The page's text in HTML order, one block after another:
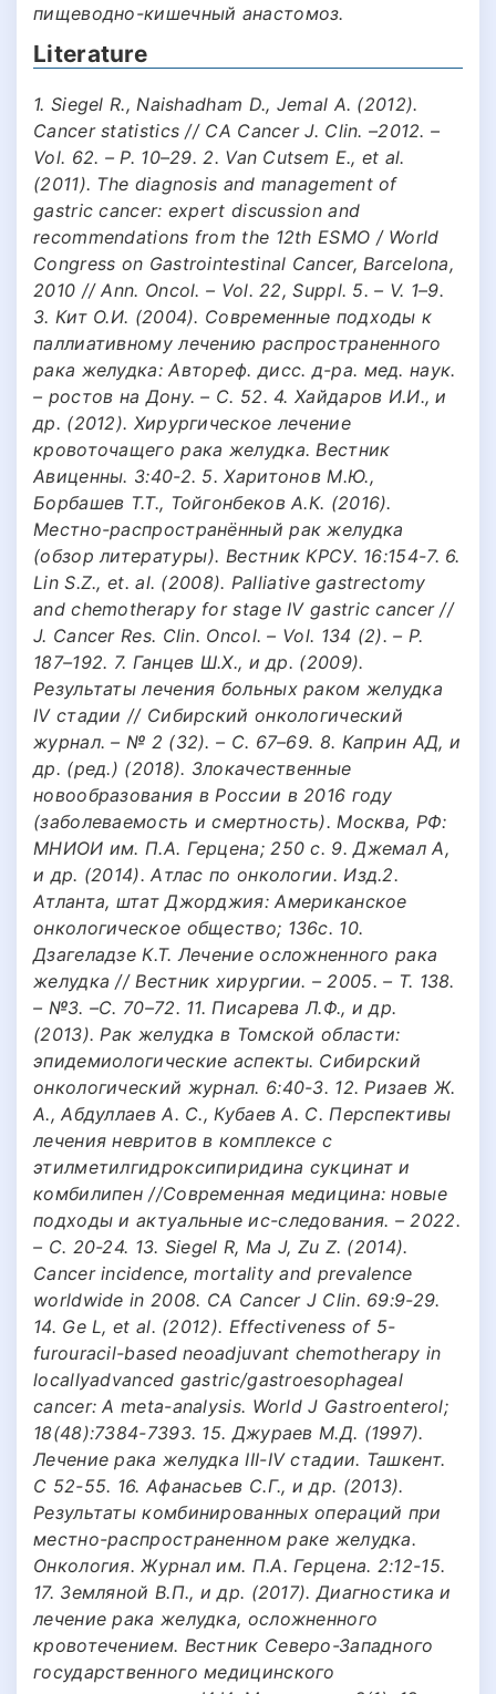
пищеводно-кишечный анастомоз.
Literature
1. Siegel R., Naishadham D., Jemal A. (2012).
Cancer statistics // CA Cancer J. Clin. –2012. –
Vol. 62. – P. 10–29. 2. Van Cutsem E., et al.
(2011). The diagnosis and management of
gastric cancer: expert discussion and
recommendations from the 12th ESMO / World
Congress on Gastrointestinal Cancer, Barcelona,
2010 // Ann. Oncol. – Vol. 22, Suppl. 5. – V. 1–9.
3. Кит О.И. (2004). Современные подходы к
паллиативному лечению распространенного
рака желудка: Автореф. дисс. д-ра. мед. наук.
– ростов на Дону. – С. 52. 4. Хайдаров И.И., и
др. (2012). Хирургическое лечение
кровоточащего рака желудка. Вестник
Авиценны. 3:40-2. 5. Харитонов М.Ю.,
Борбашев Т.Т., Тойгонбеков А.К. (2016).
Местно-распространённый рак желудка
(обзор литературы). Вестник КРСУ. 16:154-7. 6.
Lin S.Z., et. al. (2008). Palliative gastrectomy
and chemotherapy for stage IV gastric cancer //
J. Cancer Res. Clin. Oncol. – Vol. 134 (2). – P.
187–192. 7. Ганцев Ш.Х., и др. (2009).
Результаты лечения больных раком желудка
IV стадии // Сибирский онкологический
журнал. – № 2 (32). – С. 67–69. 8. Каприн АД, и
др. (ред.) (2018). Злокачественные
новообразования в России в 2016 году
(заболеваемость и смертность). Москва, РФ:
МНИОИ им. П.А. Герцена; 250 с. 9. Джемал А,
и др. (2014). Атлас по онкологии. Изд.2.
Атланта, штат Джорджия: Американское
онкологическое общество; 136с. 10.
Дзагеладзе К.Т. Лечение осложненного рака
желудка // Вестник хирургии. – 2005. – Т. 138.
– №3. –С. 70–72. 11. Писарева Л.Ф., и др.
(2013). Рак желудка в Томской области:
эпидемиологические аспекты. Сибирский
онкологический журнал. 6:40-3. 12. Ризаев Ж.
А., Абдуллаев А. С., Кубаев А. С. Перспективы
лечения невритов в комплексе с
этилметилгидроксипиридина сукцинат и
комбилипен //Современная медицина: новые
подходы и актуальные ис-следования. – 2022.
– С. 20-24. 13. Siegel R, Ma J, Zu Z. (2014).
Cancer incidence, mortality and prevalence
worldwide in 2008. CA Cancer J Clin. 69:9-29.
14. Ge L, et al. (2012). Effectiveness of 5-
furouracil-based neoadjuvant chemotherapy in
locallyadvanced gastric/gastroesophageal
cancer: A meta-analysis. World J Gastroenterol;
18(48):7384-7393. 15. Джураев М.Д. (1997).
Лечение рака желудка III-IV стадии. Ташкент.
С 52-55. 16. Афанасьев С.Г., и др. (2013).
Результаты комбинированных операций при
местно-распространенном раке желудка.
Онкология. Журнал им. П.А. Герцена. 2:12-15.
17. Земляной В.П., и др. (2017). Диагностика и
лечение рака желудка, осложненного
кровотечением. Вестник Северо-Западного
государственного медицинского